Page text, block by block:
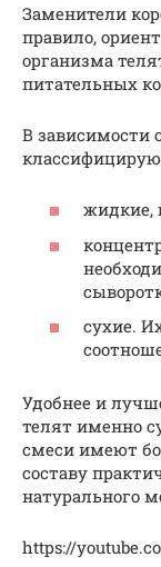
Заменители
правило,
организма
питательных
В зависимости
жидкие,
сухие.
Удобнее и
телят именно
смеси имеют
составу
натурального
https://